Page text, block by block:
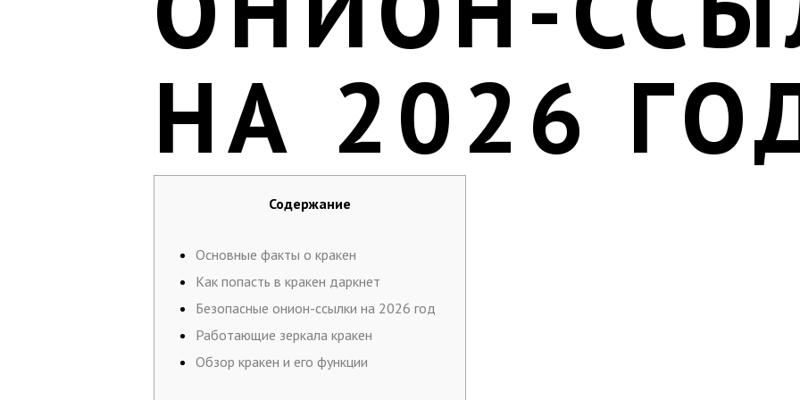
НА 2026
Содержание
Основные факты о кракен
Как попасть в кракен даркнет
Безопасные онион-ссылки на 2026 год
Работающие зеркала кракен
Обзор кракен и его функции